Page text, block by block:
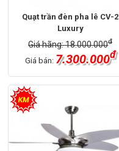
Quạt trần đèn pha lê CV-2
Luxury
Giá hãng: 18.000.000đ
Giá bán: 7.300.000đ